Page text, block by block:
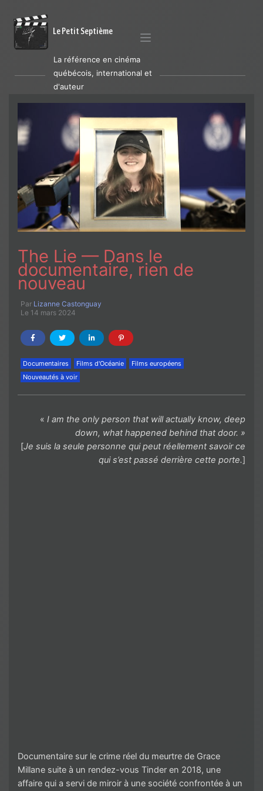
Le Petit Septième
La référence en cinéma
québécois, international et
d'auteur
The Lie — Dans le
documentaire, rien de
nouveau
Par Lizanne Castonguay
Le 14 mars 2024
Documentaires Films d'Océanie
Films européens
Nouveautés à voir
« I am the only person that will actually know, deep
down, what happened behind that door. »
[Je suis la seule personne qui peut réellement savoir ce
qui s’est passé derrière cette porte.]
Documentaire sur le crime réel du meurtre de Grace
Millane suite à un rendez-vous Tinder en 2018, une
affaire qui a servi de miroir à une société confrontée à un